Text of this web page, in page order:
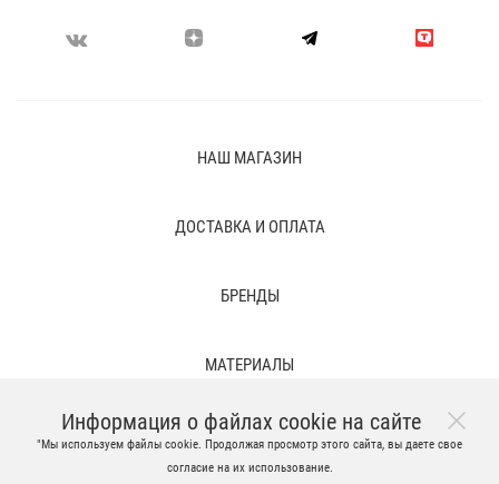
НАШ МАГАЗИН
ДОСТАВКА И ОПЛАТА
БРЕНДЫ
МАТЕРИАЛЫ
ПРАВОВЫЕ ПОЛОЖЕНИЯ И ВРЕМЕННЫЕ ФАЙЛЫ
Информация о файлах cookie на сайте
"Мы используем файлы cookie. Продолжая просмотр этого сайта, вы даете свое
согласие на их использование.